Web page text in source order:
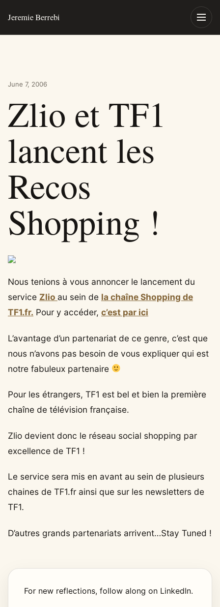
Jeremie Berrebi
June 7, 2006
Zlio et TF1
lancent les
Recos
Shopping !
Nous tenions à vous annoncer le lancement du
service Zlio au sein de la chaîne Shopping de
TF1.fr. Pour y accéder, c’est par ici
L’avantage d’un partenariat de ce genre, c’est que
nous n’avons pas besoin de vous expliquer qui est
notre fabuleux partenaire
Pour les étrangers, TF1 est bel et bien la première
chaîne de télévision française.
Zlio devient donc le réseau social shopping par
excellence de TF1 !
Le service sera mis en avant au sein de plusieurs
chaines de TF1.fr ainsi que sur les newsletters de
TF1.
D’autres grands partenariats arrivent…Stay Tuned !
For new reflections, follow along on LinkedIn.